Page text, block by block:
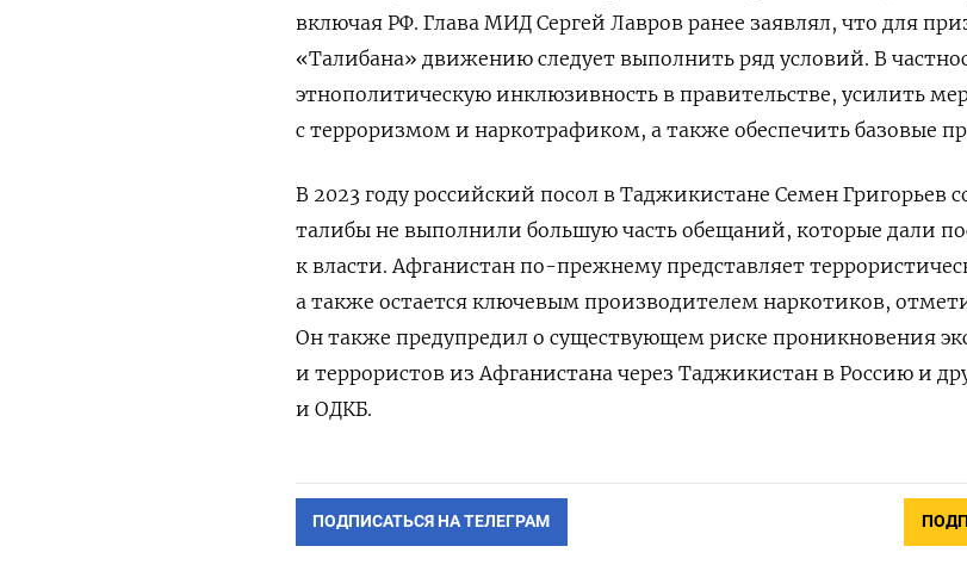
включая РФ. Глава МИД Сергей Лавров ранее заявлял, что для
«Талибана» движению следует выполнить ряд условий. В
этнополитическую инклюзивность в правительстве, усилить
с терроризмом и наркотрафиком, а также обеспечить базовые
В 2023 году российский посол в Таджикистане Семен Григорьев
талибы не выполнили большую часть обещаний, которые дали
к власти. Афганистан по-прежнему представляет
а также остается ключевым производителем наркотиков,
Он также предупредил о существующем риске проникновения
и террористов из Афганистана через Таджикистан в Россию и
и ОДКБ.
ПОДПИСАТЬСЯ НА ТЕЛЕГРАМ